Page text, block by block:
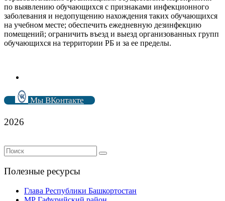
по выявлению обучающихся с признаками инфекционного
заболевания и недопущению нахождения таких обучающихся
на учебном месте; обеспечить ежедневную дезинфекцию
помещений; ограничить въезд и выезд организованных групп
обучающихся на территории РБ и за ее пределы.
Мы ВКонтакте
2026
Полезные ресурсы
Глава Республики Башкортостан